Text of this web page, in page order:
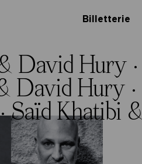
cookies
Billetterie
David Hury
David Hury ·
Saïd Khatibi